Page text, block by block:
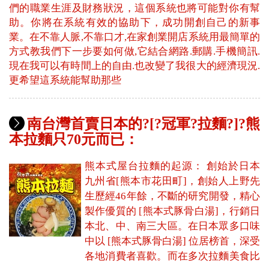
們的職業生涯及財務狀況，這個系統也將可能對你有幫
助。你將在系統有效的協助下，成功開創自己的新事
業。在不靠人脈,不靠口才,在家創業開店系統用最簡單的
方式教我們下一步要如何做,它結合網路.郵購.手機簡訊.
現在我可以有時間上的自由.也改變了我很大的經濟現況.
更希望這系統能幫助那些
南台灣首賣日本的?[?冠軍?拉麵?]?熊
本拉麵只70元而已：
熊本式屋台拉麵的起源： 創始於日本
九州省[熊本市花田町]，創始人上野先
生歷經46年餘，不斷的研究開發，精心
製作優質的 [熊本式豚骨白湯]，行銷日
本北、中、南三大區。在日本眾多口味
中以 [熊本式豚骨白湯] 位居榜首，深受
各地消費者喜歡。而在多次拉麵美食比